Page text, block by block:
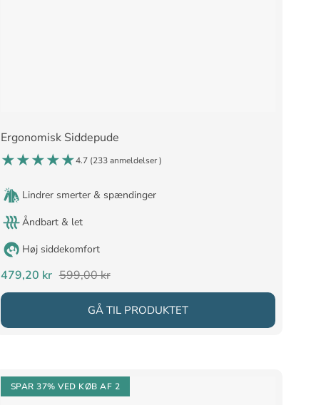
Ergonomisk Siddepude
4.7 (233 anmeldelser)
Lindrer smerter & spændinger
Åndbart & let
Høj siddekomfort
Salgspris
479,20 kr Normalpris
599,00 kr
GÅ TIL PRODUKTET
SPAR 37%VED KØB AF 2